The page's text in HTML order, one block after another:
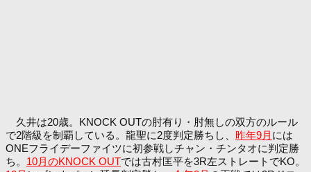
久井は20歳。KNOCK OUTの肘有り・肘無しの双方のルール
で2階級を制覇している。龍聖に2度判定勝ちし、 昨年9月 には
ONEフライデーファイツに初参戦しチャン・チンタオに判定勝
ち。 10月のKNOCK OUTでは古村匡平を3R左ストレートでKO。